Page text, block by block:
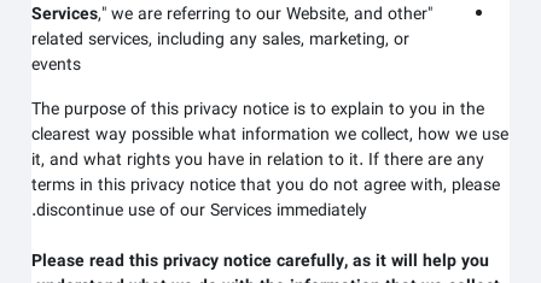
Services," we are referring to ourWebsite,and other
related services, including any sales, marketing, or
events
The purpose of this privacy notice is to explain to you in the
clearest way possible what information we collect, how we use
it, and what rights you have in relation to it. If there are any
terms in this privacy notice that you do not agree with, please
discontinue use of our Services immediately.
Please read this privacy notice carefully, as it will help you